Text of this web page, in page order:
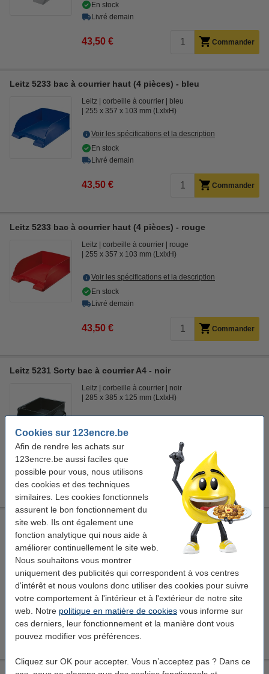
Cookies sur 123encre.be
Afin de rendre les achats sur
123encre.be aussi faciles que
possible pour vous, nous utilisons
des cookies et des techniques
similaires. Les cookies fonctionnels
assurent le bon fonctionnement du
site web. Ils ont également une
fonction analytique qui nous aide à
améliorer continuellement le site web.
Nous souhaitons vous montrer
uniquement des publicités qui correspondent à vos centres
d'intérêt et nous voulons donc utiliser des cookies pour suivre
votre comportement à l'intérieur et à l'extérieur de notre site
web. Notre politique en matière de cookies vous informe sur
ces derniers, leur fonctionnement et la manière dont vous
pouvez modifier vos préférences.
Cliquez sur OK pour accepter. Vous n’acceptez pas ? Dans ce
En stock
Livré demain
43,50 € Commander
Leitz 5233 bac à courrier haut (4 pièces) - bleu
Leitz corbeille à courrier
bleu
255 x 357 x 103 mm (LxlxH)
Voir les spécifications et la description
En stock
Livré demain
43,50 € Commander
Leitz 5233 bac à courrier haut (4 pièces) - rouge
Leitz corbeille à courrier
rouge
255 x 357 x 103 mm (LxlxH)
Voir les spécifications et la description
En stock
Livré demain
43,50 € Commander
Leitz 5231 Sorty bac à courrier A4 - noir
Leitz corbeille à courrier
noir
285 x 385 x 125 mm (LxlxH)
En stock
Livré demain
21,95 €
20% de remise
17,56 € Commander
Leitz 5231 Sorty bac à courrier A4 - gris
Leitz corbeille à courrier
285 x 385 x 125 mm (LxlxH)
Voir les spécifications et la description
En stock
Livré demain
21,95 €
25% de remise
16,46 €